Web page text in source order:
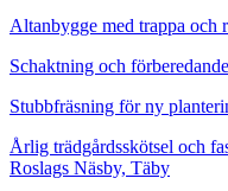
Altanbygge med trappa och
Schaktning och
Stubbfräsning för ny
Årlig trädgårdsskötsel och
Roslags Näsby, Täby